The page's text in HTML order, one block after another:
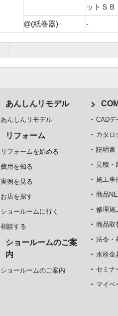
ットＳＢ
@(紙巻器)
-
あんしんリモデル
あんしんリモデル
リフォーム
リフォームを始める
費用を知る
実例を見る
お店を探す
ショールームに行く
相談する
ショールームのご案
内
ショールームのご案内
CADデ
カタロ
説明書
見積・
施工事
商品
修理施
商品取
法令・
水栓金
セミナ
マイペ